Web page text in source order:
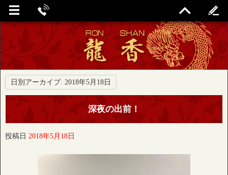
日別アーカイブ: 2018年5月18日
深夜の出前！
投稿日 2018年5月18日